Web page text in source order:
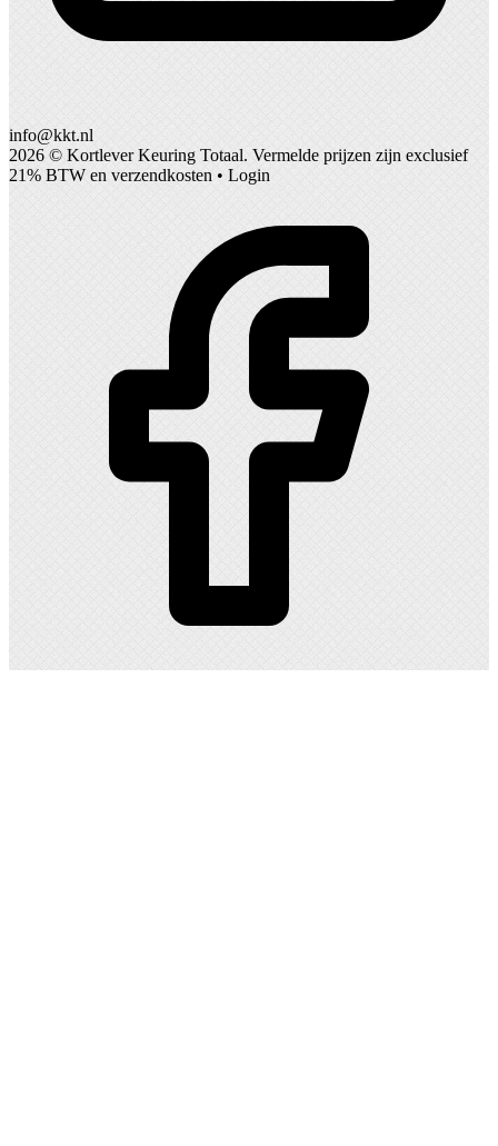
info@kkt.nl
2026 © Kortlever Keuring Totaal. Vermelde prijzen zijn exclusief
21% BTW en verzendkosten • Login